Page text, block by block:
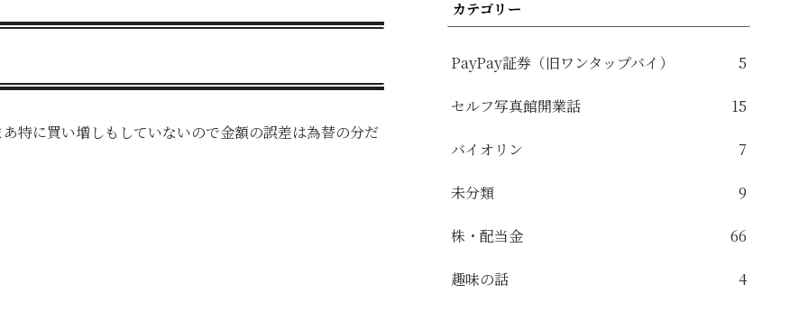
特に買い増しもしていないので金額の誤差は為替の分だ
カテゴリー
PayPay証券（旧ワンタップバイ） 5
セルフ写真館開業話 15
バイオリン 7
未分類 9
株・配当金 66
趣味の話 4